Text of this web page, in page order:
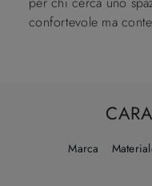
confortevole ma
Marca